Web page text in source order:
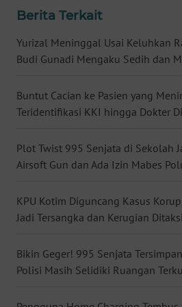
Berita Terkait
Yurizal Meninggal Usai Keluhkan
Budi Gunadi Mengaku Sedih dan
Buntut Cacian ke Pasien yang
Teridentifikasi KKI hingga Dokter
Plot Twist 995 Senjata di Sekolah
Airsoft Gun dan Ada Izin Mabes
KPU Kotim Diguncang Kasus
Jadi Tersangka dan Kerugian
Bikin Geger! 995 Senjata
Polisi Masih Selidiki Ruangan
WN
WN
WN
WN